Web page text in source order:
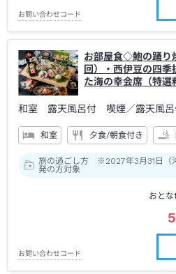
お問い合わせコード
お部屋食◇鮑の踊り
回）・西伊豆の四季
た海の幸会席（特選
和室 露天風呂付 喫煙／露天風
和室 夕食/朝食付き
旅の過ごし方 ※2027年3月31日（
発の方対象
おとな
お問い合わせコード